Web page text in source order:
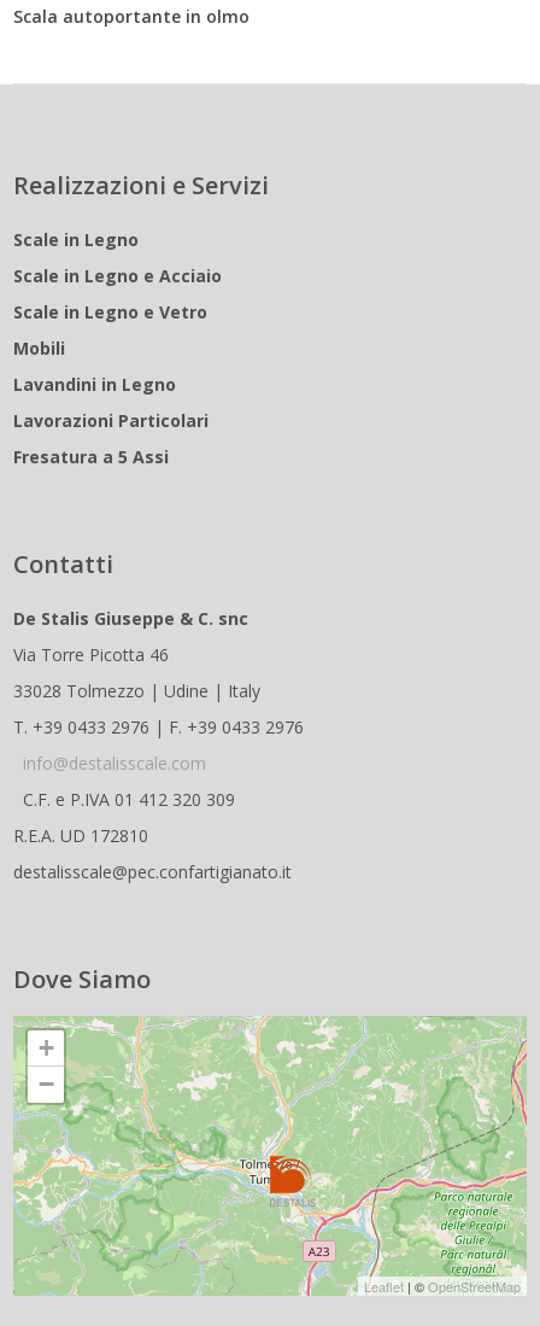
Scala autoportante in olmo
Realizzazioni e Servizi
Scale in Legno
Scale in Legno e Acciaio
Scale in Legno e Vetro
Mobili
Lavandini in Legno
Lavorazioni Particolari
Fresatura a 5 Assi
Contatti
De Stalis Giuseppe & C. snc
Via Torre Picotta 46
33028 Tolmezzo | Udine | Italy
T. +39 0433 2976 | F. +39 0433 2976
info@destalisscale.com
C.F. e P.IVA 01 412 320 309
R.E.A. UD 172810
destalisscale@pec.confartigianato.it
Dove Siamo
+
−
Leaflet| ©OpenStreetMap